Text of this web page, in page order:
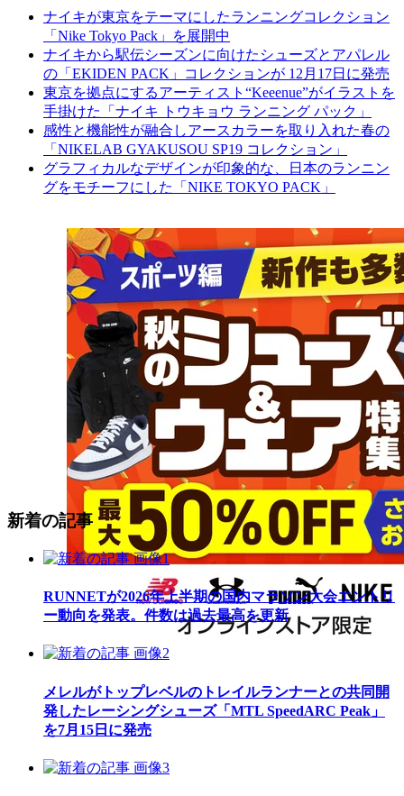
ナイキが東京をテーマにしたランニングコレクション
「Nike Tokyo Pack」を展開中
ナイキから駅伝シーズンに向けたシューズとアパレル
の「EKIDEN PACK」コレクションが 12月17日に発売
東京を拠点にするアーティスト“Keeenue”がイラストを
手掛けた「ナイキ トウキョウ ランニング パック」
感性と機能性が融合しアースカラーを取り入れた春の
「NIKELAB GYAKUSOU SP19 コレクション」
グラフィカルなデザインが印象的な、日本のランニン
グをモチーフにした「NIKE TOKYO PACK」
新着の記事
RUNNETが2026年上半期の国内マラソン大会エントリ
ー動向を発表。件数は過去最高を更新
メレルがトップレベルのトレイルランナーとの共同開
発したレーシングシューズ「MTL SpeedARC Peak」
を7月15日に発売